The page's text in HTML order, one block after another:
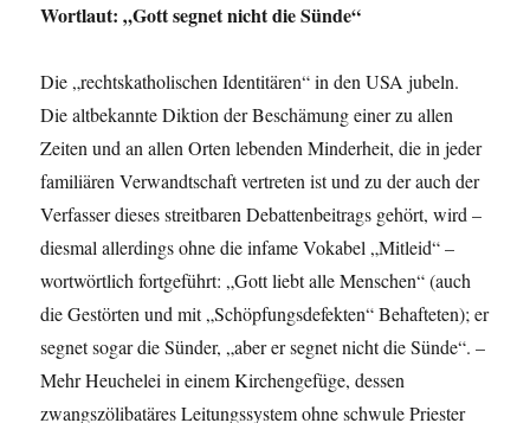
Wortlaut: „Gott segnet nicht die Sünde“
Die „rechtskatholischen Identitären“ in den USA jubeln.
Die altbekannte Diktion der Beschämung einer zu allen
Zeiten und an allen Orten lebenden Minderheit, die in jeder
familiären Verwandtschaft vertreten ist und zu der auch der
Verfasser dieses streitbaren Debattenbeitrags gehört, wird –
diesmal allerdings ohne die infame Vokabel „Mitleid“ –
wortwörtlich fortge­führt: „Gott liebt alle Menschen“ (auch
die Gestörten und mit „Schöpfungsdefekten“ Behafte­ten); er
segnet sogar die Sünder, „aber er segnet nicht die Sünde“. –
Mehr Heuchelei in einem Kirchengefüge, dessen
zwangszölibatäres Leitungssystem ohne schwule Priester